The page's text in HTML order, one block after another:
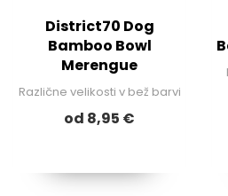
District70 Dog
Bamboo Bowl
Merengue
Različne velikosti v bež barvi
od 8,95 €